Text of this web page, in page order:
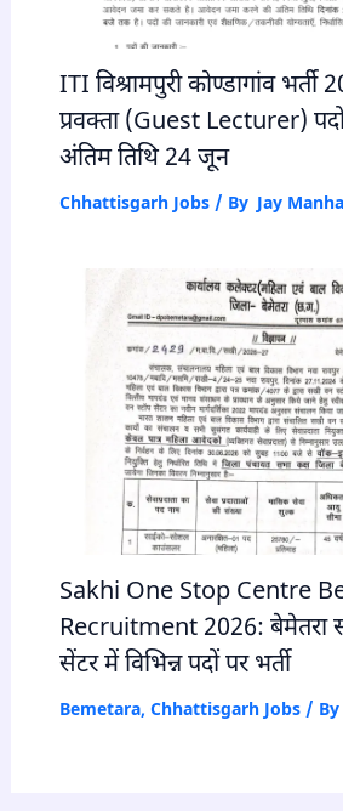
ITI विश्रामपुरी कोण्डागांव भर्ती
प्रवक्ता (Guest Lecturer) पदों
अंतिम तिथि 24 जून
Chhattisgarh Jobs/ By Jay
Sakhi One Stop Centre
Recruitment 2026: बेमेतरा
सेंटर में विभिन्न पदों पर भर्ती
Bemetara, Chhattisgarh Jobs/ By